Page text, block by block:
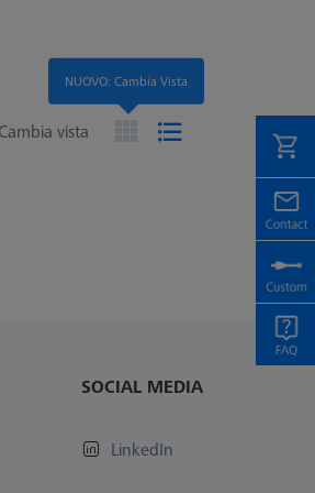
Cambia vista
SOCIAL MEDIA
LinkedIn
NUOVO: Cambia Vista